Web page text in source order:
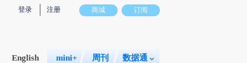
商城 订阅
登录 注册
English mini+ 周刊 数据通